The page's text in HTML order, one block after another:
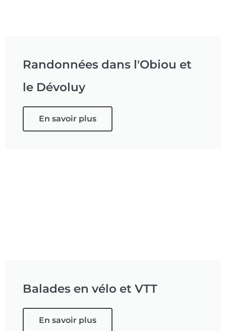
Randonnées dans l'Obiou et
le Dévoluy
En savoir plus
Balades en vélo et VTT
En savoir plus